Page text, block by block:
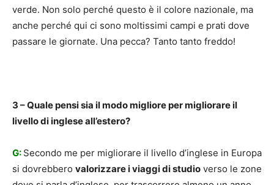
verde. Non solo perché questo è il colore nazionale, ma
anche perché qui ci sono moltissimi campi e prati dove
passare le giornate. Una pecca? Tanto tanto freddo!
3 – Quale pensi sia il modo migliore per migliorare il
livello di inglese all’estero?
G: Secondo me per migliorare il livello d’inglese in Europa
si dovrebbero valorizzare i viaggi di studio verso le zone